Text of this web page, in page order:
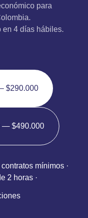
para
en 4 días hábiles.
$290.000
— $490.000
mínimos ·
2 horas ·